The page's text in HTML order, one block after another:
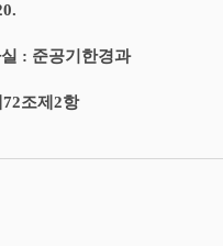
: 준공기한경과
조제2항